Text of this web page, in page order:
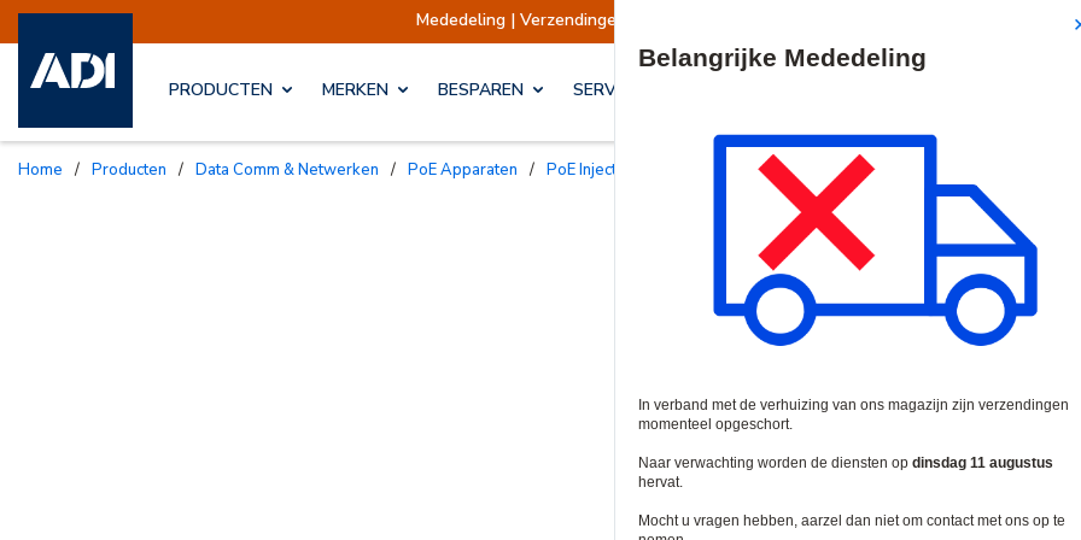
Mededeling | Verzendingen opgeschort Verzendingen worden op dinsdag 11 augustus
PRODUCTEN MERKEN BESPAREN SERVICES & OPLOSSINGEN
Home / Producten / Data Comm & Netwerken / PoE Apparaten / PoE Injectoren